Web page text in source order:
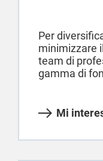
Per
minimizzare
team di
gamma di
Mi